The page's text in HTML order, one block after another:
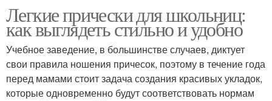
Легкие прически для школьниц:
как выглядеть стильно и удобно
Учебное заведение, в большинстве случаев, диктует
свои правила ношения причесок, поэтому в течение года
перед мамами стоит задача создания красивых укладок,
которые одновременно будут соответствовать нормам